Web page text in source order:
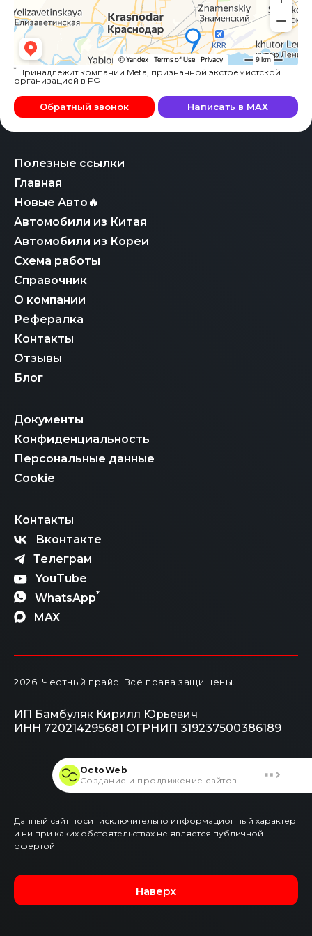
Полезные ссылки
Главная
Новые Авто🔥
Автомобили из Китая
Автомобили из Кореи
Схема работы
Справочник
О компании
Рефералка
Контакты
Отзывы
Блог
Документы
Конфиденциальность
Персональные данные
Cookie
Контакты
Вконтакте
Телеграм
YouTube
WhatsApp*
MAX
* Принадлежит компании Meta, признанной экстремистской
организацией в РФ
Обратный звонок Написать в MAX
2026 . Честный прайс. Все права защищены.
ИП Бамбуляк Кирилл Юрьевич
ИНН 720214295681 ОГРНИП 319237500386189
Данный сайт носит исключительно информационный характер
и ни при каких обстоятельствах не является публичной
офертой
Наверх
OctoWeb
Создание и продвижение сайтов